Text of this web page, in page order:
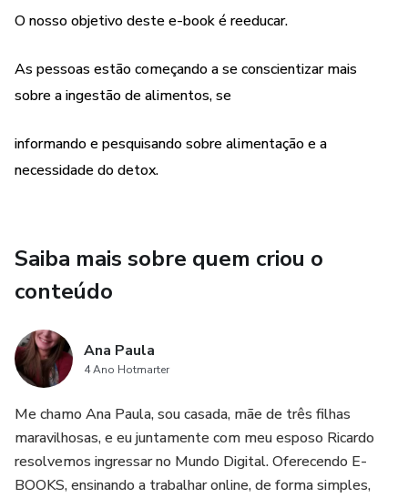
O nosso objetivo deste e-book é reeducar.
As pessoas estão começando a se conscientizar mais
sobre a ingestão de alimentos, se
informando e pesquisando sobre alimentação e a
necessidade do detox.
Saiba mais sobre quem criou o
conteúdo
Ana Paula
4 Ano Hotmarter
Me chamo Ana Paula, sou casada, mãe de três filhas
maravilhosas, e eu juntamente com meu esposo Ricardo
resolvemos ingressar no Mundo Digital. Oferecendo E-
BOOKS, ensinando a trabalhar online, de forma simples,